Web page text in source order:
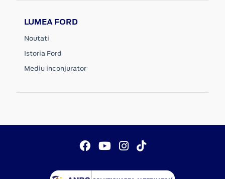
LUMEA FORD
Noutati
Istoria Ford
Mediu inconjurator